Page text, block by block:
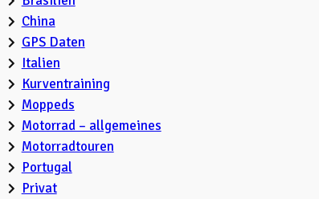
China
GPS Daten
Italien
Kurventraining
Moppeds
Motorrad – allgemeines
Motorradtouren
Portugal
Privat